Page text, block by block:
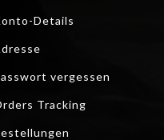
Details
vergessen
Tracking